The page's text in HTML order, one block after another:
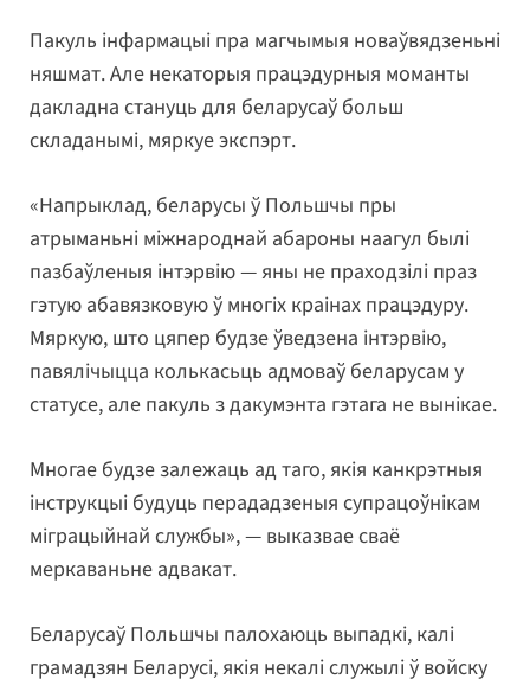
Пакуль інфармацыі пра магчымыя новаўвядзеньні
няшмат. Але некаторыя працэдурныя моманты
дакладна стануць для беларусаў больш
складанымі, мяркуе экспэрт.
«Напрыклад, беларусы ў Польшчы пры
атрыманьні міжнароднай абароны наагул былі
пазбаўленыя інтэрвію — яны не праходзілі праз
гэтую абавязковую ў многіх краінах працэдуру.
Мяркую, што цяпер будзе ўведзена інтэрвію,
павялічыцца колькасьць адмоваў беларусам у
статусе, але пакуль з дакумэнта гэтага не вынікае.
Многае будзе залежаць ад таго, якія канкрэтныя
інструкцыі будуць перададзеныя супрацоўнікам
міграцыйнай службы», — выказвае сваё
меркаваньне адвакат.
Беларусаў Польшчы палохаюць выпадкі, калі
грамадзян Беларусі, якія некалі служылі ў войску